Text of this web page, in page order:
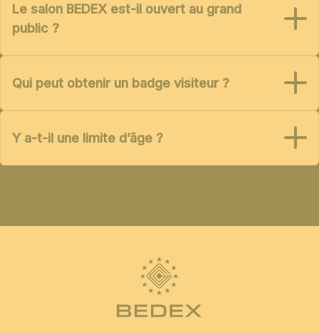
Le salon BEDEX est-il ouvert au grand
public ?
Qui peut obtenir un badge visiteur ?
Y a-t-il une limite d’âge ?